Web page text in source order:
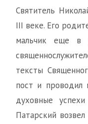
Святитель
III веке. Его
мальчик еще в
тексты
пост и проводил
духовные
Патарский